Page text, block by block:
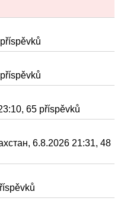
65 příspěvků
6.8.2026 21:31, 48